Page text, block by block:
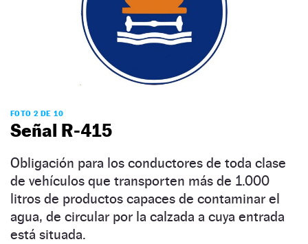
FOTO 2 DE 10
Señal R-415
Obligación para los conductores de toda clase
de vehículos que transporten más de 1.000
litros de productos capaces de contaminar el
agua, de circular por la calzada a cuya entrada
está situada.